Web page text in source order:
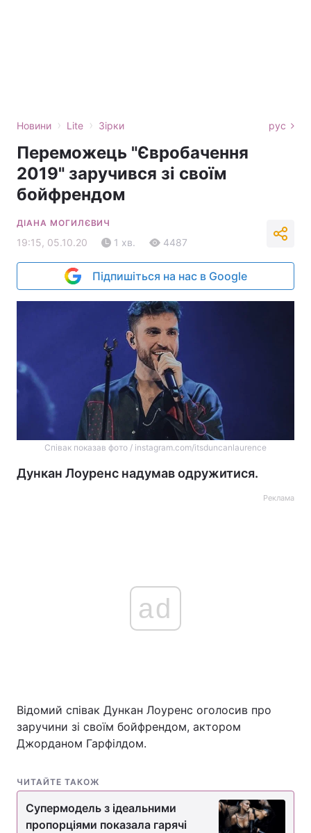
Новини › Lite › Зірки рус
Переможець "Євробачення
2019" заручився зі своїм
бойфрендом
ДІАНА МОГИЛЄВИЧ
19:15, 05.10.20 1 хв. 4487
Підпишіться на нас в Google
Співак показав фото / instagram.com/itsduncanlaurence
Дункан Лоуренс надумав одружитися.
Реклама
ad
Відомий співак Дункан Лоуренс оголосив про
заручини зі своїм бойфрендом, актором
Джорданом Гарфілдом.
ЧИТАЙТЕ ТАКОЖ
Супермодель з ідеальними
пропорціями показала гарячі